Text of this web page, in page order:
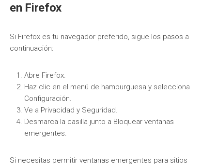
en Firefox
Si Firefox es tu navegador preferido, sigue los pasos a
continuación:
Abre Firefox.
Haz clic en el menú de hamburguesa y selecciona
Configuración.
Ve a Privacidad y Seguridad.
Desmarca la casilla junto a Bloquear ventanas
emergentes.
Si necesitas permitir ventanas emergentes para sitios